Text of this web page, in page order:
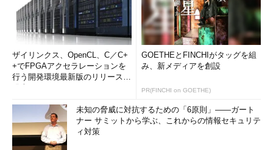
ザイリンクス、OpenCL、C／C+
+でFPGAアクセラレーションを
行う開発環境最新版のリリースを
GOETHEとFINCHIがタッグを組
み、新メディアを創設
PR(FINCHI on GOETHE)
未知の脅威に対抗するための「6原則」――ガート
ナー サミットから学ぶ、これからの情報セキュリテ
ィ対策